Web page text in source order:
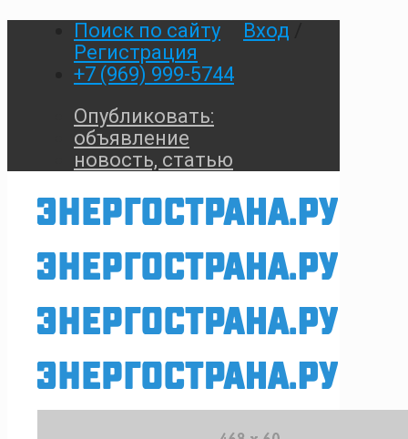
Поиск по сайту Вход
Регистрация
+7 (969) 999-5744
Опубликовать:
объявление
новость, статью